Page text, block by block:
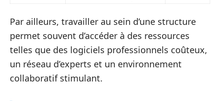
Par ailleurs, travailler au sein d’une structure
permet souvent d’accéder à des ressources
telles que des logiciels professionnels coûteux,
un réseau d’experts et un environnement
collaboratif stimulant.